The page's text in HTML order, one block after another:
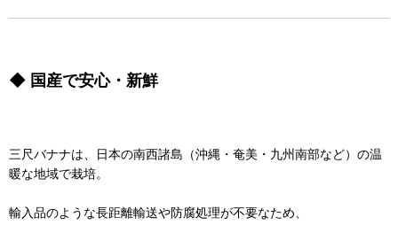
◆ 国産で安心・新鮮
三尺バナナは、日本の南西諸島（沖縄・奄美・九州南部など）の温
暖な地域で栽培。
輸入品のような長距離輸送や防腐処理が不要なため、